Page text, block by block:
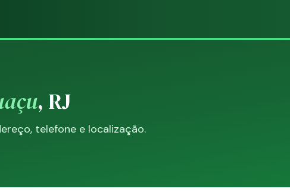
, RJ
telefone e localização.